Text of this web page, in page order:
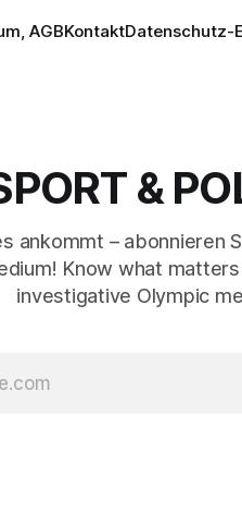
AGBKontaktDatenschutz-
&
ankommt – abonnieren
Know what
investigative Olympic